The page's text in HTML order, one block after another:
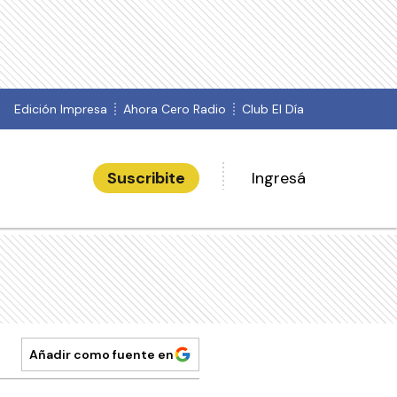
Edición Impresa Ahora Cero Radio Club El Día
Suscribite Ingresá
Añadir como fuente en